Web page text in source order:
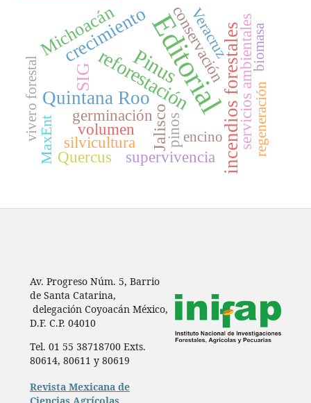
Editorial
Pinus
reforestación
crecimiento incendios forestales
Quintana Roo
Michoacán
SIG
Jalisco
conservación
germinación servicios ambientales
volumen
silvicultura
supervivencia
pinos
Quercus
MaxEnt
Veracruz
regeneración
biomasa
encino
vivero forestal
Av. Progreso Núm. 5, Barrio
de Santa Catarina,
delegación Coyoacán México,
D.F. C.P. 04010
Tel. 01 55 38718700 Exts.
80614, 80611 y 80619
Revista Mexicana de
Ciencias Agrícolas